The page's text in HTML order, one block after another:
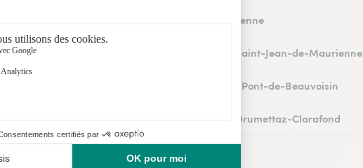
Fleuristes à Yenne
Fleuristes à Saint-Jean-de-Maurienne
Fleuristes au Pont-de-Beauvoisin
Fleuristes à Drumettaz-Clarafond
Nos fleuristes à Nances